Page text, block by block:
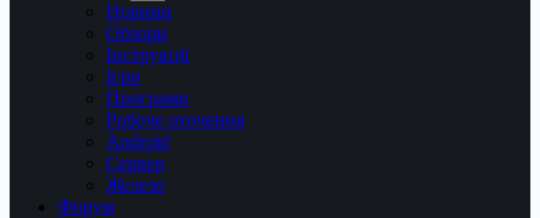
Новини
Обзори
Інструкції
Ігри
Програми
Робоче оточення
Android
Сервер
Железо
Форум